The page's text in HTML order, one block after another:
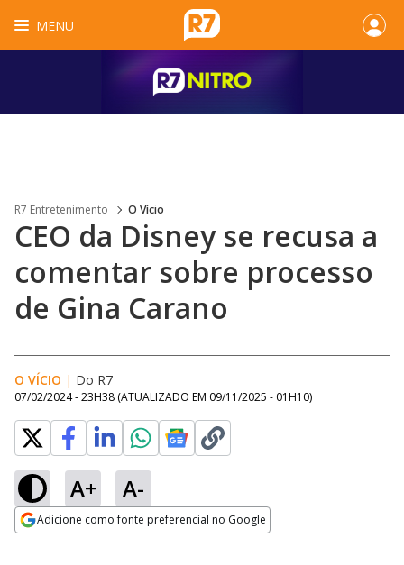
MENU
R7 Entretenimento O Vício
CEO da Disney se recusa a
comentar sobre processo
de Gina Carano
O VÍCIO | Do R7
07/02/2024 - 23H38 (ATUALIZADO EM 09/11/2025 - 01H10)
A+ A-
Adicione como fonte preferencial no Google